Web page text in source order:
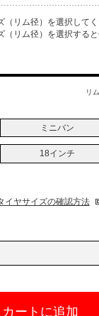
リム径）を選択してく
（リム径）を選択する
リ
ミニバン
18インチ
イヤサイズの確認方法
カートに追加